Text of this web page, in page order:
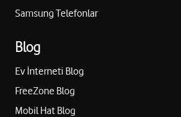
Samsung Telefonlar
Blog
Ev İnterneti Blog
FreeZone Blog
Mobil Hat Blog